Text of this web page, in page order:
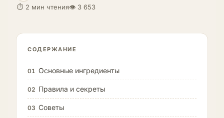
⏱ 2 мин чтения👁 3 653
СОДЕРЖАНИЕ
01 Основные ингредиенты
02 Правила и секреты
03 Советы